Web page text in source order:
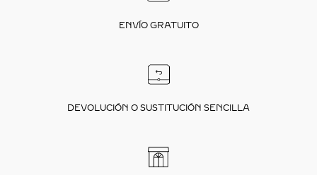
ENVÍO GRATUITO
DEVOLUCIÓN O SUSTITUCIÓN SENCILLA